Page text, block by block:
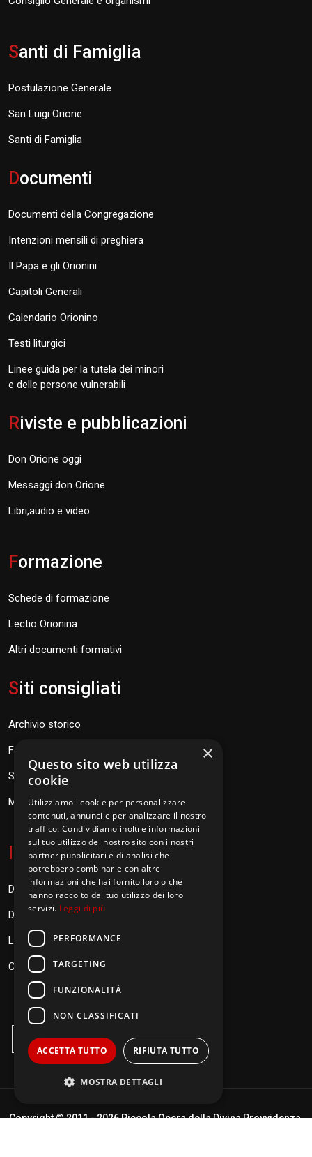
Santi di Famiglia
Postulazione Generale
San Luigi Orione
Santi di Famiglia
Documenti
Documenti della Congregazione
Intenzioni mensili di preghiera
Il Papa e gli Orionini
Capitoli Generali
Calendario Orionino
Testi liturgici
Linee guida per la tutela dei minori
e delle persone vulnerabili
Riviste e pubblicazioni
Don Orione oggi
Messaggi don Orione
Libri,audio e video
Formazione
Schede di formazione
Lectio Orionina
Altri documenti formativi
Siti consigliati
Archivio storico
Fondazione Don Orione
SEV Orione 84
Messaggi don Orione
nformazioni
Donazioni
Diventa Orionino
Link
Contatti
Copyright © 2011 -2026 Piccola Opera della Divina Provvidenza.
×
Questo sito web utilizza
cookie
Utilizziamo i cookie per personalizzare
contenuti, annunci e per analizzare il nostro
traffico. Condividiamo inoltre informazioni
sul tuo utilizzo del nostro sito con i nostri
partner pubblicitari e di analisi che
potrebbero combinarle con altre
informazioni che hai fornito loro o che
hanno raccolto dal tuo utilizzo dei loro
servizi. Leggi di più
PERFORMANCE
TARGETING
FUNZIONALITÀ
NON CLASSIFICATI
ACCETTA TUTTO RIFIUTA TUTTO
MOSTRA DETTAGLI